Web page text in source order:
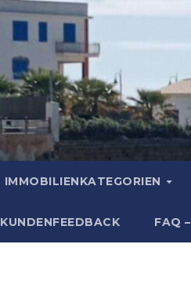
IMMOBILIENKATEGORIEN
KUNDENFEEDBACK FAQ